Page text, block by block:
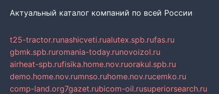
Актуальный каталог компаний по всей России
t25-tractor.runashicveti.rualutex.spb.rufas.ru
gbmk.spb.ruromania-today.runovoizol.ru
airheat-spb.rufisika.home.nov.ruorakul.spb.ru
demo.home.nov.rumnso.ruhome.nov.rucemko.ru
comp-land.org7gazet.rubicom-oil.rusuperiorsearch.ru